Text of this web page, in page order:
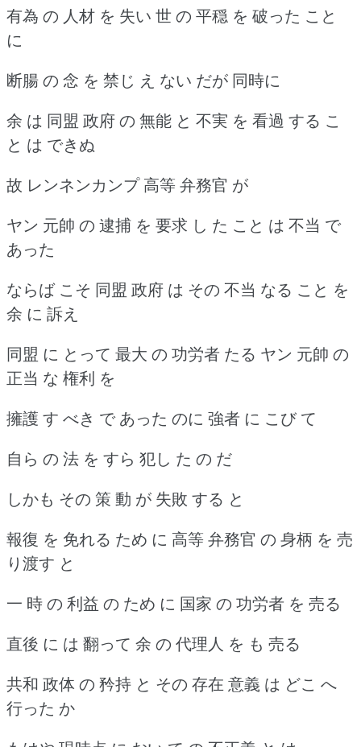
有為 の 人材 を 失い 世 の 平穏 を 破った こと
に
断腸 の 念 を 禁じ え ない だが 同時に
余 は 同盟 政府 の 無能 と 不実 を 看過 する こ
と は できぬ
故 レンネンカンプ 高等 弁務官 が
ヤン 元帥 の 逮捕 を 要求 し た こと は 不当 で
あった
ならば こそ 同盟 政府 は その 不当 なる こと を
余 に 訴え
同盟 に とって 最大 の 功労者 たる ヤン 元帥 の
正当 な 権利 を
擁護 す べき で あった のに 強者 に こび て
自ら の 法 を すら 犯し た の だ
しかも その 策 動 が 失敗 する と
報復 を 免れる ため に 高等 弁務官 の 身柄 を 売
り渡す と
一 時 の 利益 の ため に 国家 の 功労者 を 売る
直後 に は 翻って 余 の 代理人 を も 売る
共和 政体 の 矜持 と その 存在 意義 は どこ へ
行った か